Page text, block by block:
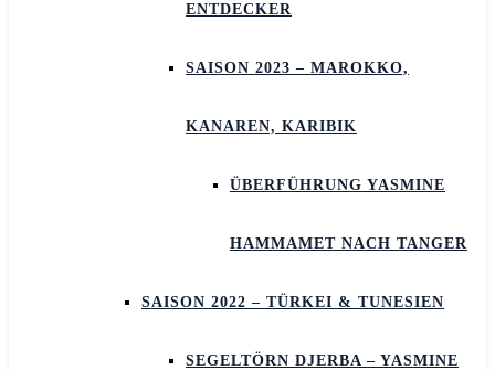
ENTDECKER
SAISON 2023 – MAROKKO,
KANAREN, KARIBIK
ÜBERFÜHRUNG YASMINE
HAMMAMET NACH TANGER
SAISON 2022 – TÜRKEI & TUNESIEN
SEGELTÖRN DJERBA – YASMINE